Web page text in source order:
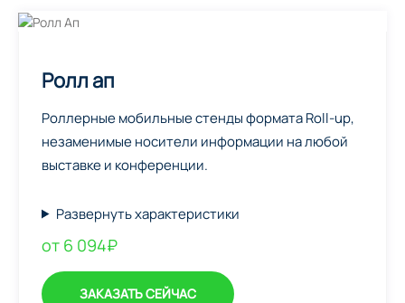
Ролл ап
Роллерные мобильные стенды формата Roll-up,
незаменимые носители информации на любой
выставке и конференции.
Развернуть характеристики
от 6 094₽
ЗАКАЗАТЬ СЕЙЧАС